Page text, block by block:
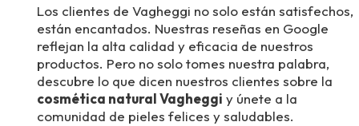
Los clientes de Vagheggi no solo están satisfechos,
están encantados. Nuestras reseñas en Google
reflejan la alta calidad y eficacia de nuestros
productos. Pero no solo tomes nuestra palabra,
descubre lo que dicen nuestros clientes sobre la
cosmética natural Vagheggi y únete a la
comunidad de pieles felices y saludables.